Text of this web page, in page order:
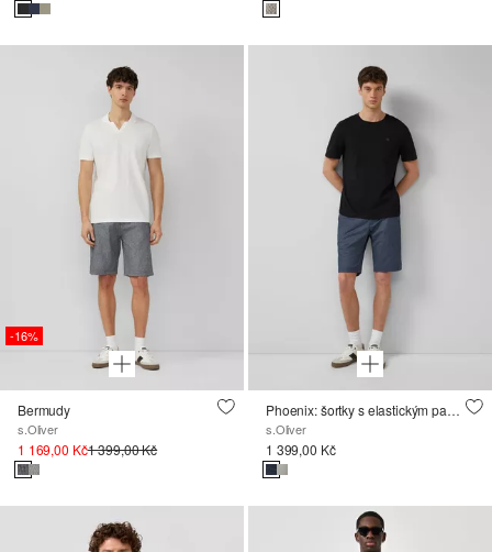
-16%
Bermudy
s.Oliver
1 169,00 Kč1 399,00 Kč
Phoenix: šortky s elastickým pasem a tunýlkem na stažení
s.Oliver
1 399,00 Kč